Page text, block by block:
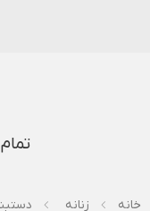
خانه زنانه